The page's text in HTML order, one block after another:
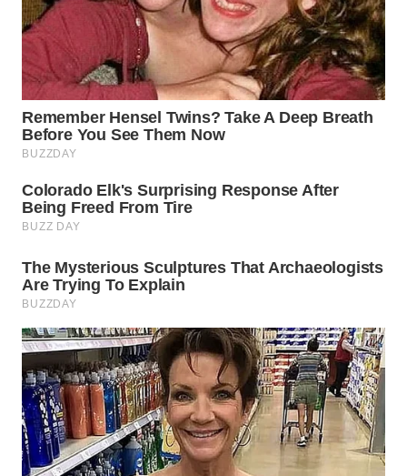
WN
CIREBON
WN
INDRAMAYU
WN
KUNINGAN
WN
MAJALENGKA
WN
SUBANG
WN
SUKABUMI
WN
PURWAKARTA